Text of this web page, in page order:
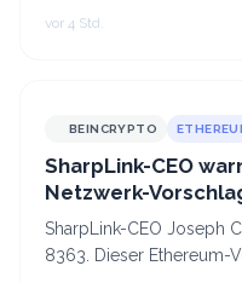
Abschaffung der
vor 4 Std.
BEINCRYPTO
SharpLink-CEO
Netzwerk-
SharpLink-CEO Joseph
8363. Dieser Ethereum-